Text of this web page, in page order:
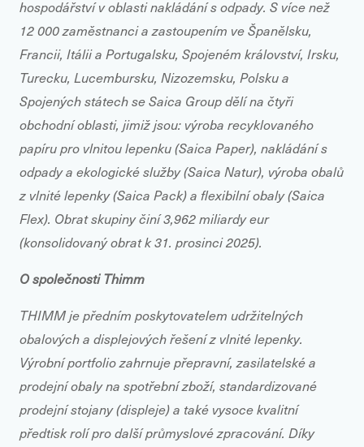
hospodářství v oblasti nakládání s odpady. S více než
12 000 zaměstnanci a zastoupením ve Španělsku,
Francii, Itálii a Portugalsku, Spojeném království, Irsku,
Turecku, Lucembursku, Nizozemsku, Polsku a
Spojených státech se Saica Group dělí na čtyři
obchodní oblasti, jimiž jsou: výroba recyklovaného
papíru pro vlnitou lepenku (Saica Paper), nakládání s
odpady a ekologické služby (Saica Natur), výroba obalů
z vlnité lepenky (Saica Pack) a flexibilní obaly (Saica
Flex). Obrat skupiny činí 3,962 miliardy eur
(konsolidovaný obrat k 31. prosinci 2025).
O společnosti Thimm
THIMM je předním poskytovatelem udržitelných
obalových a displejových řešení z vlnité lepenky.
Výrobní portfolio zahrnuje přepravní, zasilatelské a
prodejní obaly na spotřební zboží, standardizované
prodejní stojany (displeje) a také vysoce kvalitní
předtisk rolí pro další průmyslové zpracování. Díky